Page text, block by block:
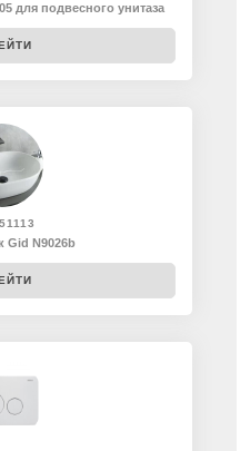
для подвесного унитаза
Gid N9026b